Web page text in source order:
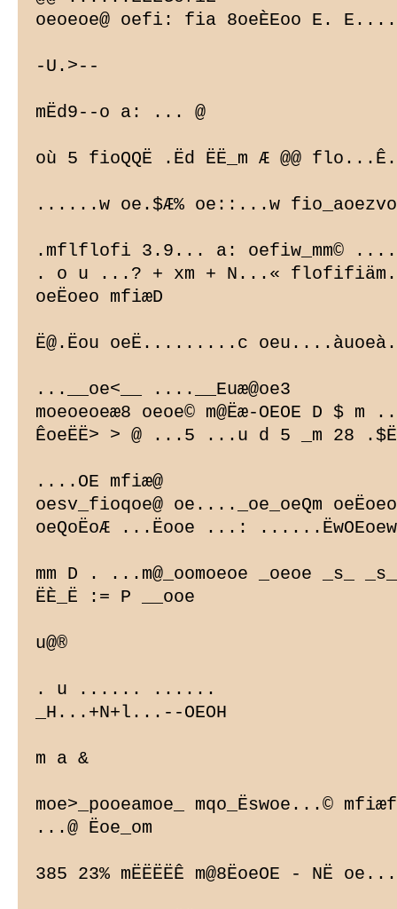
oeoeoe@ oefi: fia 8oeÈEoo E.
-U.>--
mËd9--o a: ... @
où 5 fioQQË .Ëd ËË_m Æ @@
......w oe.$Æ% oe::...w
.mflflofi 3.9... a: oefiw_mm©
. o u ...? + xm + N...« flofifiäm...©
oeËoeo mfiæD
Ë@.Ëou oeË.........c
...__oe<__ ....__ Euæ@oe3
moeoeoeæ8 oeoe© m@Ëæ-OEOE
ÊoeËË> > @ ...5 ...u d 5 _m 28
....OE mfiæ@
oesv_fioqoe@ oe...._oe_oeQm
oeQoËoÆ ...Ëooe ...: ......ËwOEoew
mm D . ...m@_oomoeoe _oeoe
ËÈ_Ë := P __ooe
u@®
. u ...... ......
_H...+N+l...--OEOH
m a &
moe>_pooeamoe_ mqo_Ëswoe...©
...@ Ëoe_om
385 23% mËËËËÊ m@8ËoeOE - NË